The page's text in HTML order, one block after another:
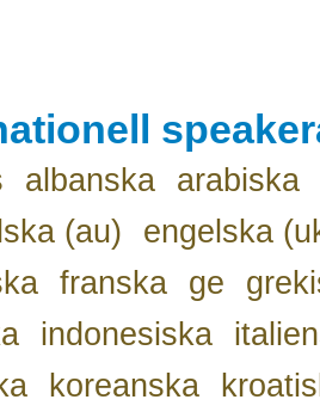
albanska
arabiska
(au)
engelska
franska ge
indonesiska
koreanska